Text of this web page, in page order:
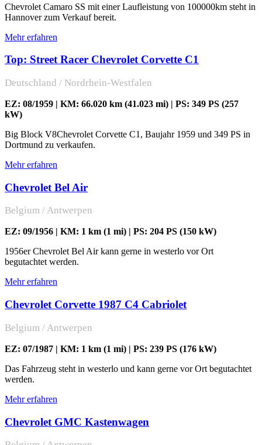
Chevrolet Camaro SS mit einer Laufleistung von 100000km steht in
Hannover zum Verkauf bereit.
Mehr erfahren
Top: Street Racer Chevrolet Corvette C1
Deutschland / Nordrhein-Westfalen
EZ: 08/1959 | KM: 66.020 km (41.023 mi) | PS: 349 PS (257
kW)
Big Block V8Chevrolet Corvette C1, Baujahr 1959 und 349 PS in
Dortmund zu verkaufen.
Mehr erfahren
Chevrolet Bel Air
Belgium / Antwerpen
EZ: 09/1956 | KM: 1 km (1 mi) | PS: 204 PS (150 kW)
1956er Chevrolet Bel Air kann gerne in westerlo vor Ort
begutachtet werden.
Mehr erfahren
Chevrolet Corvette 1987 C4 Cabriolet
Belgium / Antwerpen
EZ: 07/1987 | KM: 1 km (1 mi) | PS: 239 PS (176 kW)
Das Fahrzeug steht in westerlo und kann gerne vor Ort begutachtet
werden.
Mehr erfahren
Chevrolet GMC Kastenwagen